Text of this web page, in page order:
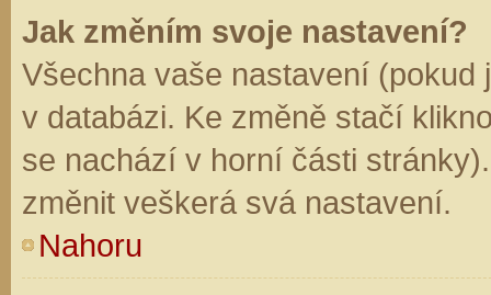
Jak změním svoje nastavení?
Všechna vaše nastavení (pokud
v databázi. Ke změně stačí
se nachází v horní části
změnit veškerá svá nastavení.
Nahoru